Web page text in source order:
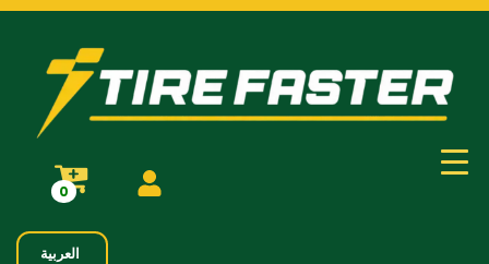
0
العربية